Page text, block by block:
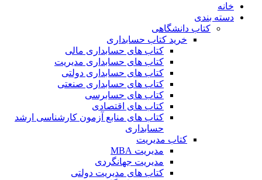
خانه
دسته بندی
کتاب دانشگاهی
خرید کتاب حسابداری
کتاب های حسابداری مالی
کتاب های حسابداری مدیریت
کتاب های حسابداری دولتی
کتاب های حسابداری صنعتی
کتاب های حسابرسی
کتاب های اقتصادی
کتاب های منابع آزمون کارشناسی ارشد
حسابداری
کتاب مدیریت
مدیریت MBA
مدیریت جهانگردی
کتاب های مدیریت دولتی